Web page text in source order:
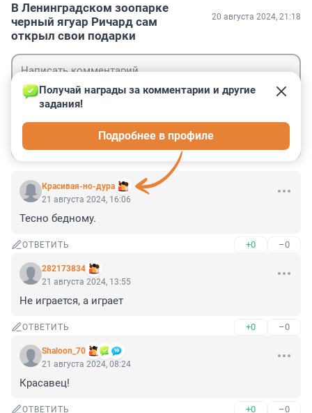
В Ленинградском зоопарке
черный ягуар Ричард сам
открыл свои подарки
20 августа 2024, 21:18
Красивая-но-дура
Получай награды за комментарии и другие
задания!
Подробнее в профиле
21 августа 2024, 16:06
Тесно бедному.
ОТВЕТИТЬ +0 –0
282173834
21 августа 2024, 13:55
Не играется, а играет
ОТВЕТИТЬ +0 –0
Shaloon_70
21 августа 2024, 08:24
Красавец!
ОТВЕТИТЬ +0 –0